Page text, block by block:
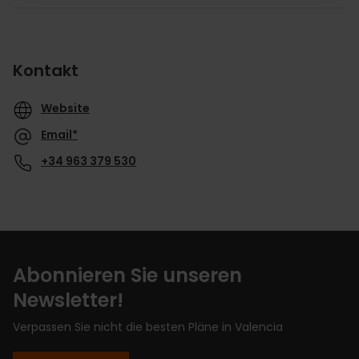
Kontakt
Website
Email*
+34 963 379 530
Abonnieren Sie unseren
Newsletter!
Verpassen Sie nicht die besten Pläne in Valencia